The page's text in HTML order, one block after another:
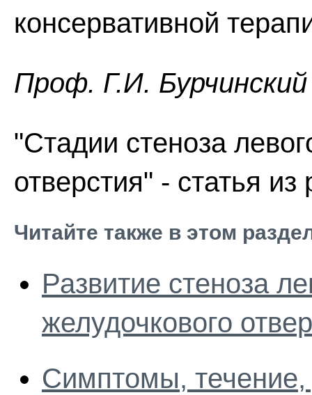
консервативной
Проф. Г.И. Бурчинский
"Стадии стеноза
отверстия" - статья
Читайте также в этом
Развитие стеноза
желудочкового
Симптомы, течение,